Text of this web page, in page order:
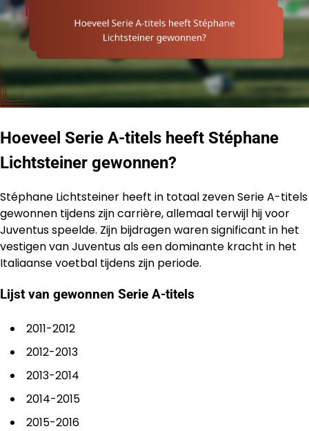
Hoeveel Serie A-titels heeft Stéphane
Lichtsteiner gewonnen?
Stéphane Lichtsteiner heeft in totaal zeven Serie A-titels
gewonnen tijdens zijn carrière, allemaal terwijl hij voor
Juventus speelde. Zijn bijdragen waren significant in het
vestigen van Juventus als een dominante kracht in het
Italiaanse voetbal tijdens zijn periode.
Lijst van gewonnen Serie A-titels
2011-2012
2012-2013
2013-2014
2014-2015
2015-2016